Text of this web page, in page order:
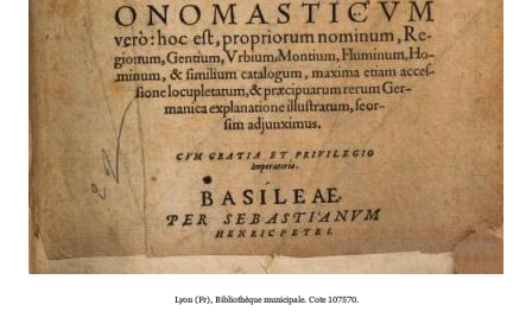
Lyon (Fr), Bibliothèque municipale. Cote 107570.